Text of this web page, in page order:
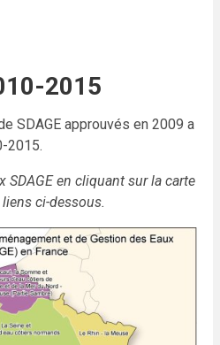
2015
SDAGE approuvés en 2009 a
2015.
SDAGE en cliquant sur la carte
ci-dessous.